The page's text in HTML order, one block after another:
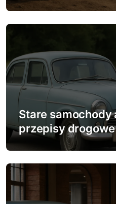
i
u
Stare samochody
przepisy drogowe